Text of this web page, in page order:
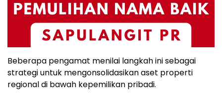
Beberapa pengamat menilai langkah ini sebagai
strategi untuk mengonsolidasikan aset properti
regional di bawah kepemilikan pribadi.